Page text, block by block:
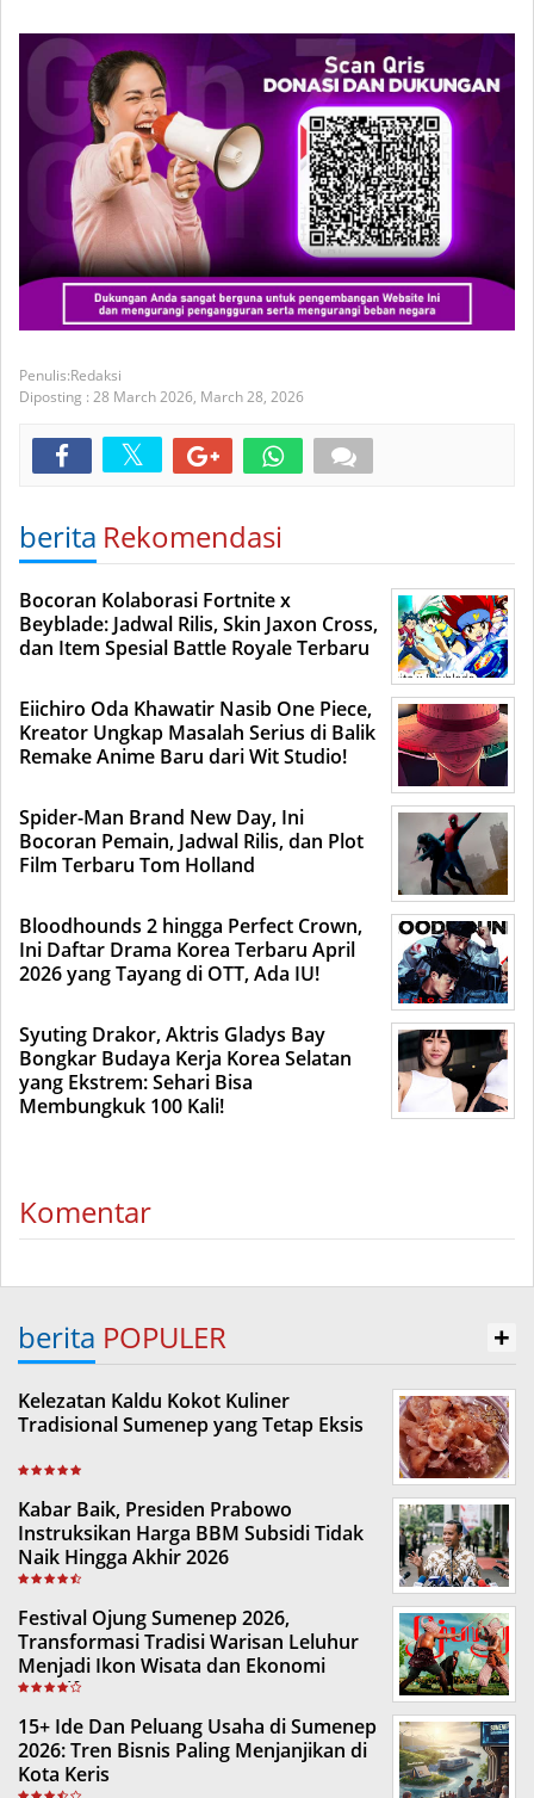
Redaksi
Diposting : 28 March 2026, March 28, 2026
berita Rekomendasi
Bocoran Kolaborasi Fortnite x
Beyblade: Jadwal Rilis, Skin Jaxon Cross,
dan Item Spesial Battle Royale Terbaru
Eiichiro Oda Khawatir Nasib One Piece,
Kreator Ungkap Masalah Serius di Balik
Remake Anime Baru dari Wit Studio!
Spider-Man Brand New Day, Ini
Bocoran Pemain, Jadwal Rilis, dan Plot
Film Terbaru Tom Holland
Bloodhounds 2 hingga Perfect Crown,
Ini Daftar Drama Korea Terbaru April
2026 yang Tayang di OTT, Ada IU!
Syuting Drakor, Aktris Gladys Bay
Bongkar Budaya Kerja Korea Selatan
yang Ekstrem: Sehari Bisa
Membungkuk 100 Kali!
Komentar
berita POPULER +
Kelezatan Kaldu Kokot Kuliner
Tradisional Sumenep yang Tetap Eksis
Kabar Baik, Presiden Prabowo
Instruksikan Harga BBM Subsidi Tidak
Naik Hingga Akhir 2026
Festival Ojung Sumenep 2026,
Transformasi Tradisi Warisan Leluhur
Menjadi Ikon Wisata dan Ekonomi
Kreatif
15+ Ide Dan Peluang Usaha di Sumenep
2026: Tren Bisnis Paling Menjanjikan di
Kota Keris